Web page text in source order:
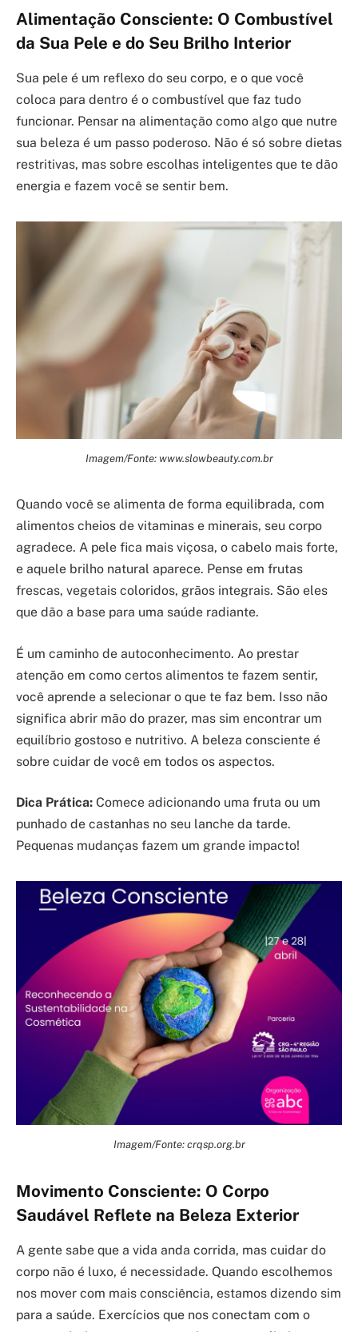
Alimentação Consciente: O Combustível
da Sua Pele e do Seu Brilho Interior
Sua pele é um reflexo do seu corpo, e o que você
coloca para dentro é o combustível que faz tudo
funcionar. Pensar na alimentação como algo que nutre
sua beleza é um passo poderoso. Não é só sobre dietas
restritivas, mas sobre escolhas inteligentes que te dão
energia e fazem você se sentir bem.
Imagem/Fonte: www.slowbeauty.com.br
Quando você se alimenta de forma equilibrada, com
alimentos cheios de vitaminas e minerais, seu corpo
agradece. A pele fica mais viçosa, o cabelo mais forte,
e aquele brilho natural aparece. Pense em frutas
frescas, vegetais coloridos, grãos integrais. São eles
que dão a base para uma saúde radiante.
É um caminho de autoconhecimento. Ao prestar
atenção em como certos alimentos te fazem sentir,
você aprende a selecionar o que te faz bem. Isso não
significa abrir mão do prazer, mas sim encontrar um
equilíbrio gostoso e nutritivo. A beleza consciente é
sobre cuidar de você em todos os aspectos.
Dica Prática: Comece adicionando uma fruta ou um
punhado de castanhas no seu lanche da tarde.
Pequenas mudanças fazem um grande impacto!
Imagem/Fonte: crqsp.org.br
Movimento Consciente: O Corpo
Saudável Reflete na Beleza Exterior
A gente sabe que a vida anda corrida, mas cuidar do
corpo não é luxo, é necessidade. Quando escolhemos
nos mover com mais consciência, estamos dizendo sim
para a saúde. Exercícios que nos conectam com o